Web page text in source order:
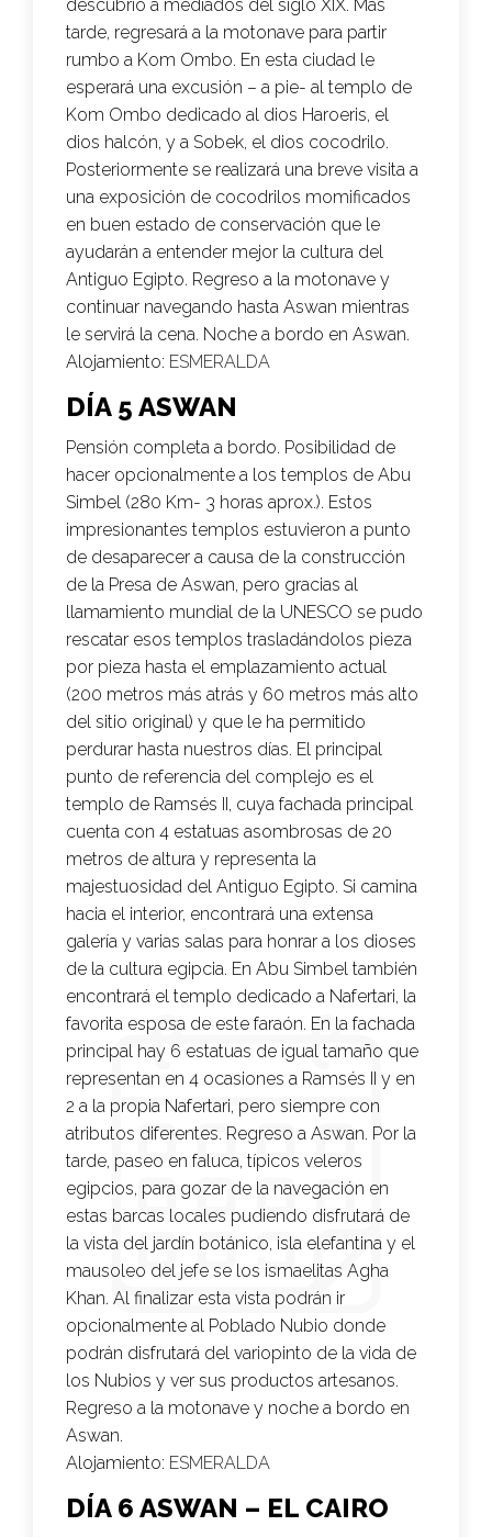
descubrió a mediados del siglo XIX. Más
tarde, regresará a la motonave para partir
rumbo a Kom Ombo. En esta ciudad le
esperará una excusión – a pie- al templo de
Kom Ombo dedicado al dios Haroeris, el
dios halcón, y a Sobek, el dios cocodrilo.
Posteriormente se realizará una breve visita a
una exposición de cocodrilos momificados
en buen estado de conservación que le
ayudarán a entender mejor la cultura del
Antiguo Egipto. Regreso a la motonave y
continuar navegando hasta Aswan mientras
le servirá la cena. Noche a bordo en Aswan.
Alojamiento: ESMERALDA
DÍA 5 ASWAN
Pensión completa a bordo. Posibilidad de
hacer opcionalmente a los templos de Abu
Simbel (280 Km- 3 horas aprox.). Estos
impresionantes templos estuvieron a punto
de desaparecer a causa de la construcción
de la Presa de Aswan, pero gracias al
llamamiento mundial de la UNESCO se pudo
rescatar esos templos trasladándolos pieza
por pieza hasta el emplazamiento actual
(200 metros más atrás y 60 metros más alto
del sitio original) y que le ha permitido
perdurar hasta nuestros días. El principal
punto de referencia del complejo es el
templo de Ramsés II, cuya fachada principal
cuenta con 4 estatuas asombrosas de 20
metros de altura y representa la
majestuosidad del Antiguo Egipto. Si camina
hacia el interior, encontrará una extensa
galería y varias salas para honrar a los dioses
de la cultura egipcia. En Abu Simbel también
encontrará el templo dedicado a Nafertari, la
favorita esposa de este faraón. En la fachada
principal hay 6 estatuas de igual tamaño que
representan en 4 ocasiones a Ramsés II y en
2 a la propia Nafertari, pero siempre con
atributos diferentes. Regreso a Aswan. Por la
tarde, paseo en faluca, típicos veleros
egipcios, para gozar de la navegación en
estas barcas locales pudiendo disfrutará de
la vista del jardín botánico, isla elefantina y el
mausoleo del jefe se los ismaelitas Agha
Khan. Al finalizar esta vista podrán ir
opcionalmente al Poblado Nubio donde
podrán disfrutará del variopinto de la vida de
los Nubios y ver sus productos artesanos.
Regreso a la motonave y noche a bordo en
Aswan.
Alojamiento: ESMERALDA
DÍA 6 ASWAN – EL CAIRO